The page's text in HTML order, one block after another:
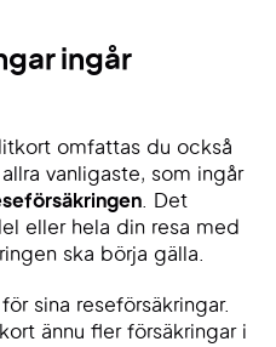
ingår
omfattas du också
vanligaste, som ingår
. Det
eller hela din resa med
ska börja gälla.
sina reseförsäkringar.
ännu fler försäkringar i